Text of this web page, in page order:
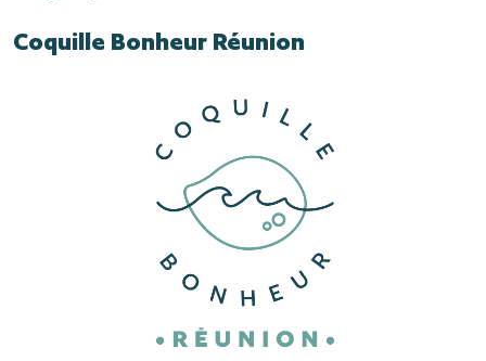
Coquille Bonheur Réunion